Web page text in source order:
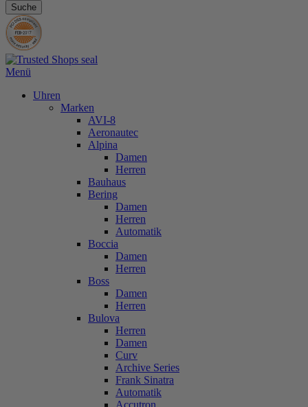
Suche
Menü
Uhren
Marken
AVI-8
Aeronautec
Alpina
Damen
Herren
Bauhaus
Bering
Damen
Herren
Automatik
Boccia
Damen
Herren
Boss
Damen
Herren
Bulova
Herren
Damen
Curv
Archive Series
Frank Sinatra
Automatik
Accutron